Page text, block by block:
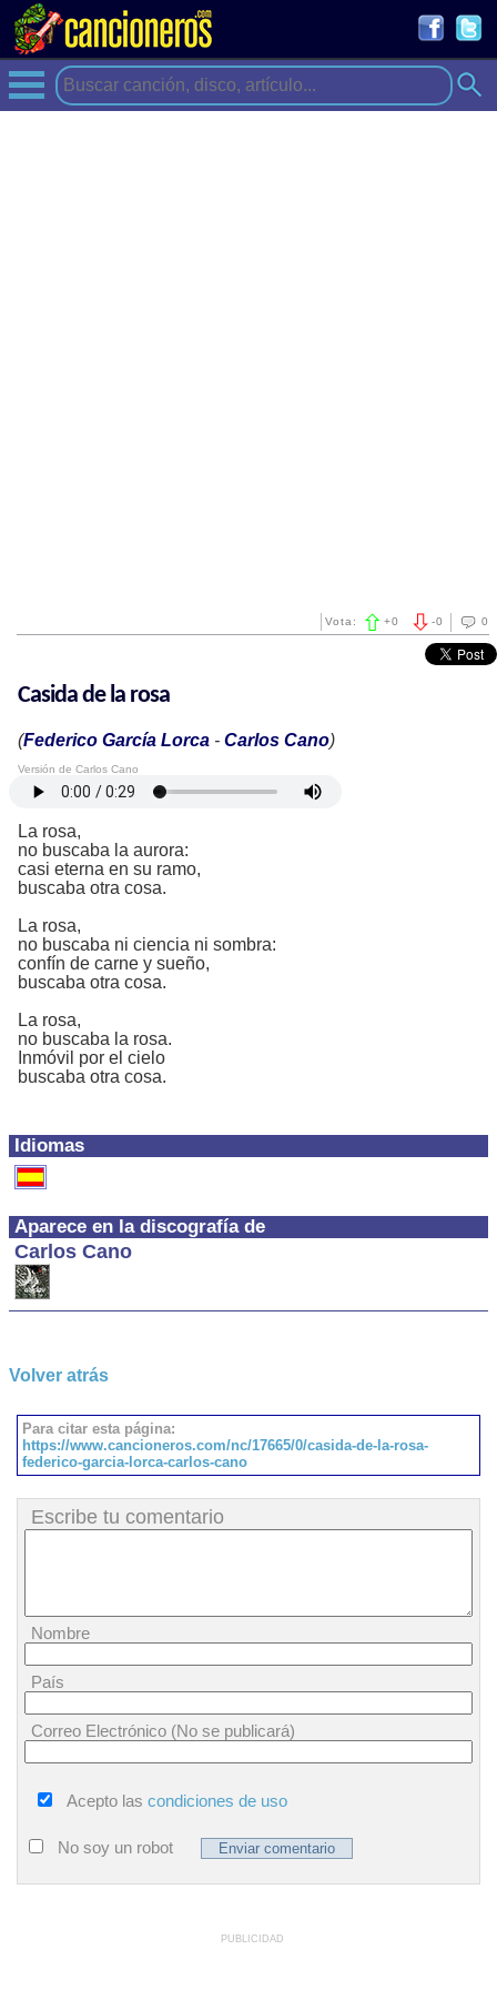
0
-0
Vota: +0
Idiomas
Aparece en la discografía de
Carlos Cano
Casida de la rosa
(Federico García Lorca - Carlos Cano)
Versión de Carlos Cano
La rosa,
no buscaba la aurora:
casi eterna en su ramo,
buscaba otra cosa.
La rosa,
no buscaba ni ciencia ni sombra:
confín de carne y sueño,
buscaba otra cosa.
La rosa,
no buscaba la rosa.
Inmóvil por el cielo
buscaba otra cosa.
Volver atrás
Para citar esta página:
https://www.cancioneros.com/nc/17665/0/casida-de-la-rosa-
federico-garcia-lorca-carlos-cano
Escribe tu comentario
Nombre
País
Correo Electrónico (No se publicará)
Acepto las condiciones de uso
No soy un robot
PUBLICIDAD